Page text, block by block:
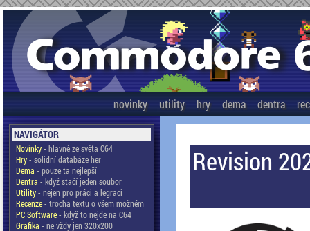
novinky utility hry dema dentra
NAVIGÁTOR
Novinky- hlavně ze světa C64
Hry- solidní databáze her
Dema - pouze ta nejlepší
Dentra - když stačí jeden soubor
Utility- nejen pro práci a legraci
Recenze- trocha textu o všem možném
PC Software- když to nejde na C64
Grafika - ne vždy jen 320x200
Revision